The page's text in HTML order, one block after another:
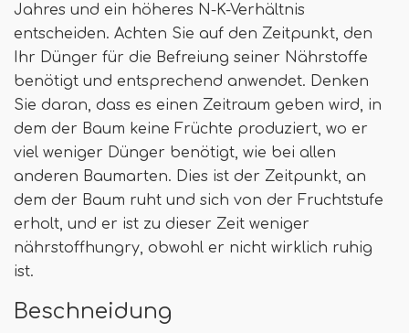
Jahres und ein höheres N-K-Verhältnis
entscheiden. Achten Sie auf den Zeitpunkt, den
Ihr Dünger für die Befreiung seiner Nährstoffe
benötigt und entsprechend anwendet. Denken
Sie daran, dass es einen Zeitraum geben wird, in
dem der Baum keine Früchte produziert, wo er
viel weniger Dünger benötigt, wie bei allen
anderen Baumarten. Dies ist der Zeitpunkt, an
dem der Baum ruht und sich von der Fruchtstufe
erholt, und er ist zu dieser Zeit weniger
nährstoffhungry, obwohl er nicht wirklich ruhig
ist.
Beschneidung